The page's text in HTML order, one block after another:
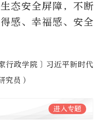
态安全屏障，不断
感、幸福感、安全
行政学院〕习近平新时代
究员）
进入专题